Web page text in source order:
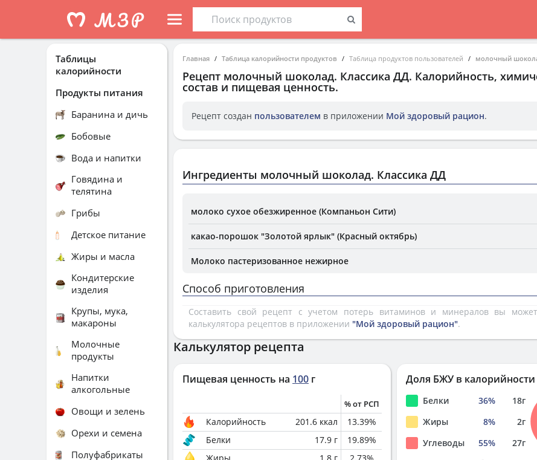
Главная Таблица калорийности продуктов Таблица продуктов пользователей молочный
Рецепт молочный шоколад. Классика ДД. Калорийность,
состав и пищевая ценность.
Рецепт создан пользователем в приложении Мой здоровый рацион.
Ингредиенты молочный шоколад. Классика ДД
молоко сухое обезжиренное (Компаньон Сити)
какао-порошок "Золотой ярлык" (Красный октябрь)
Молоко пастеризованное нежирное
Способ приготовления
Составить свой рецепт с учетом потерь витаминов и минералов вы
калькулятора рецептов в приложении "Мой здоровый рацион".
Калькулятор рецепта
Пищевая ценность на 100 г
% от РСП
Калорийность 201.6 ккал 13.39%
Белки
17.9 г 19.89%
Доля БЖУ в калорийности
Белки 36% 18г
Жиры
8% 2г
Углеводы
55% 27г
Таблицы
калорийности
Продукты питания
Баранина и дичь
Бобовые
Вода и напитки
Говядина и
телятина
Грибы
Детское питание
Жиры и масла
Кондитерские
изделия
Крупы, мука,
макароны
Молочные
продукты
Напитки
алкогольные
Овощи и зелень
Орехи и семена
Полуфабрикаты